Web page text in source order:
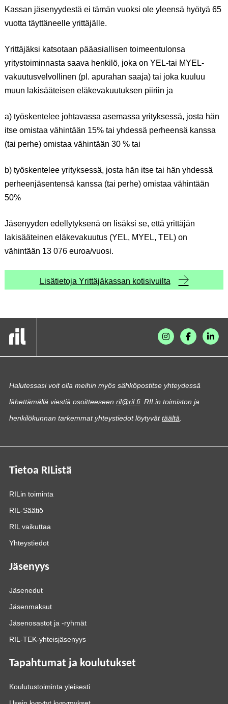
Kassan jäsenyydestä ei tämän vuoksi ole yleensä hyötyä 65
vuotta täyttäneelle yrittäjälle.
Yrittäjäksi katsotaan pääasiallisen toimeentulonsa
yritystoiminnasta saava henkilö, joka on YEL-tai MYEL-
vakuutusvelvollinen (pl. apurahan saaja) tai joka kuuluu
muun lakisääteisen eläkevakuutuksen piiriin ja
a) työskentelee johtavassa asemassa yrityksessä, josta hän
itse omistaa vähintään 15% tai yhdessä perheensä kanssa
(tai perhe) omistaa vähintään 30 % tai
b) työskentelee yrityksessä, josta hän itse tai hän yhdessä
perheenjäsentensä kanssa (tai perhe) omistaa vähintään
50%
Jäsenyyden edellytyksenä on lisäksi se, että yrittäjän
lakisääteinen eläkevakuutus (YEL, MYEL, TEL) on
vähintään 13 076 euroa/vuosi.
Lisätietoja Yrittäjäkassan kotisivuilta
Halutessasi voit olla meihin myös sähköpostitse yhteydessä
lähettämällä viestiä osoitteeseen ril@ril.fi. RILin toimiston ja
henkilökunnan tarkemmat yhteystiedot löytyvättäältä
Tietoa RIListä
RILin toiminta
RIL-Säätiö
RIL vaikuttaa
Yhteystiedot
Jäsenyys
Jäsenedut
Jäsenmaksut
Jäsenosastot ja -ryhmät
RIL-TEK-yhteisjäsenyys
Tapahtumat ja koulutukset
Koulutustoiminta yleisesti